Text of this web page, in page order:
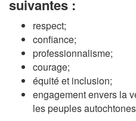
suivantes :
respect;
confiance;
professionnalisme;
courage;
équité et inclusion;
engagement envers la
les peuples